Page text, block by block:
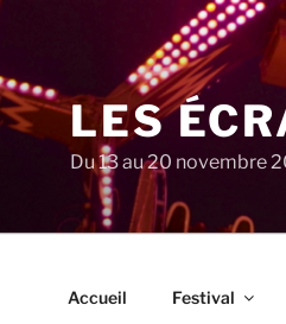
LES
Du 13 au 20 novembre
Accueil Festival